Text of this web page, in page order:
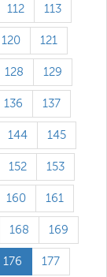
112 113
120 121
128 129
136 137
144 145
152 153
160 161
168 169
176 177